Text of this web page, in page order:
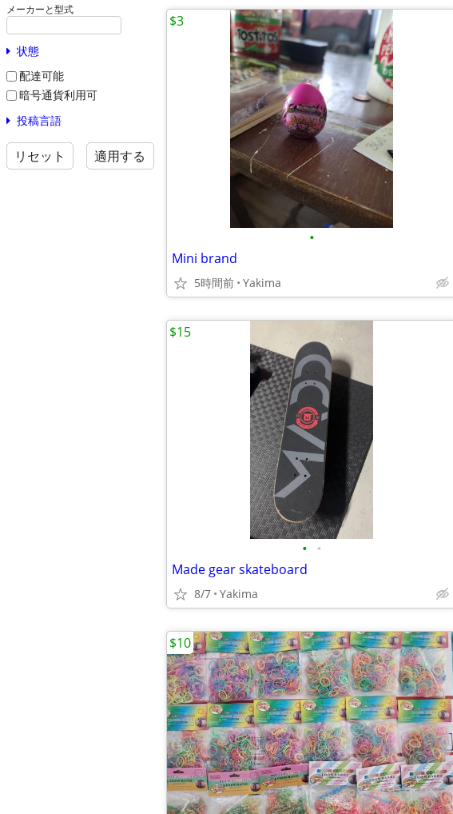
メーカーと型式
状態
配達可能
暗号通貨利用可
投稿言語
リセット 適用する
•
Mini brand
5時間前 Yakima
$3
• •
Made gear skateboard
8/7 Yakima
$15
$10